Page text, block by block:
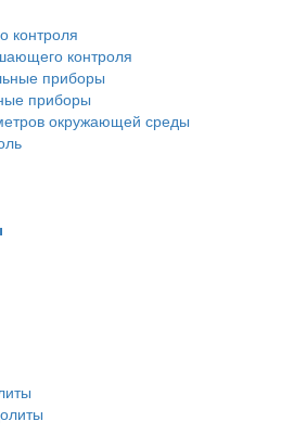
контроля
контроля
приборы
приборы
окружающей среды